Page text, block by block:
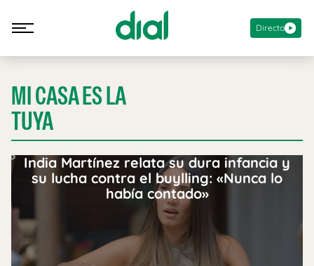
Directo
MI CASA ES LA
TUYA
India Martínez relata su dura infancia y
su lucha contra el buylling: «Nunca lo
había contado»